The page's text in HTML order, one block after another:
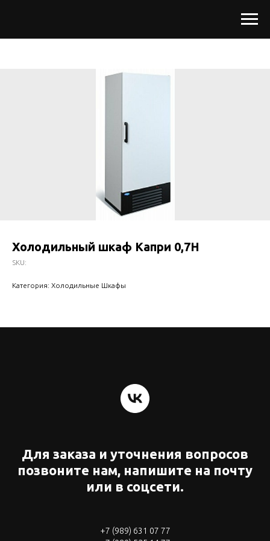
Холодильный шкаф Капри 0,7Н
SKU:
Категория: Холодильные Шкафы
Для заказа и уточнения вопросов
позвоните нам, напишите на почту
или в соцсети.
+7 (989) 631 07 77